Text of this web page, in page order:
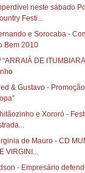
neste sábado
Festi...
e Sorocaba -
Bem 2010
“ARRAIÁ DE
& Gustavo -
e Xororó -
de Mauro - CD
VIRGINI...
- Empresário